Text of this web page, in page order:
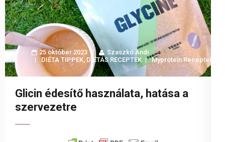
25 október 2023
Szaszkó Andi
DIÉTA TIPPEK, DIÉTÁS RECEPTEK Myprotein Receptek
Glicin édesítő használata, hatása a
szervezetre